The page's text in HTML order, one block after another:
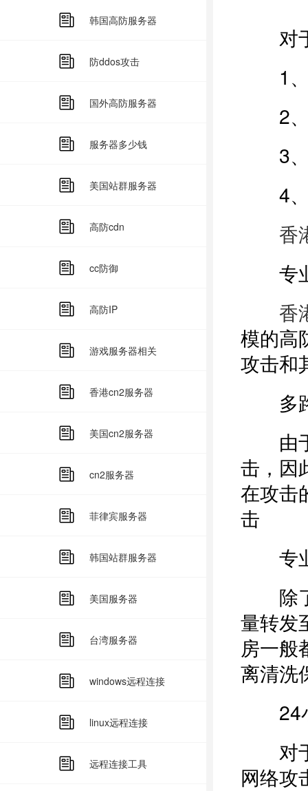
韩国高防服务器
防ddos攻击
国外高防服务器
服务器多少钱
美国站群服务器
高防cdn
cc防御
高防IP
游戏服务器相关
香港cn2服务器
美国cn2服务器
cn2服务器
菲律宾服务器
韩国站群服务器
美国服务器
台湾服务器
windows远程连接
linux远程连接
远程连接工具
对于
1、
2、
3、
4、
香
专业
香
模的高
攻击和
多
由于
击，因
在攻击
击
专业
除了
量转发
房一般
离清洗
24小
对于
网络攻